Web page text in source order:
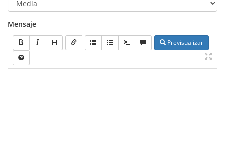
Mensaje
Previsualizar